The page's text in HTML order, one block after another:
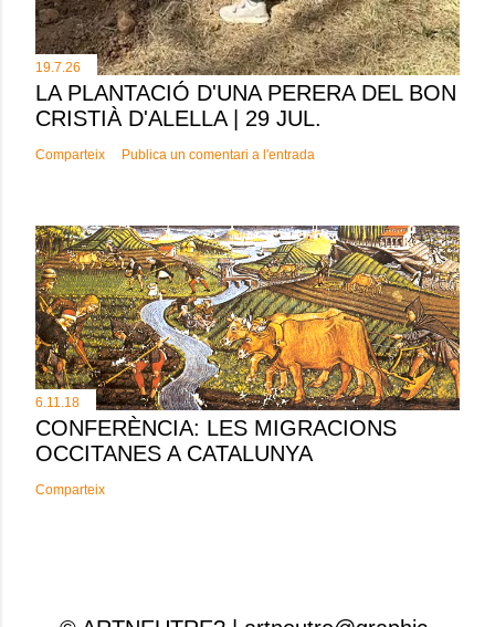
19.7.26
LA PLANTACIÓ D'UNA PERERA DEL BON
CRISTIÀ D'ALELLA | 29 JUL.
Comparteix Publica un comentari a l'entrada
6.11.18
CONFERÈNCIA: LES MIGRACIONS
OCCITANES A CATALUNYA
Comparteix